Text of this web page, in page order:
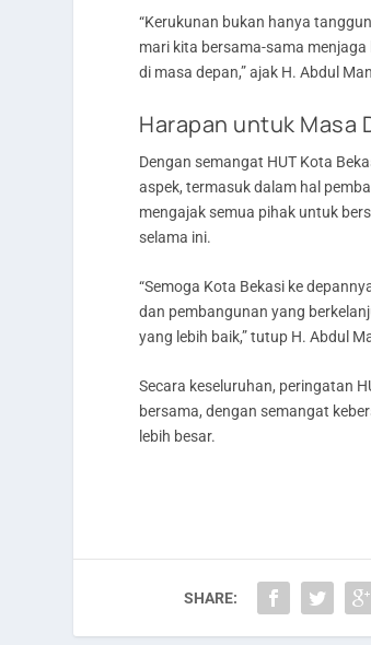
“Kerukunan bukan hanya
mari kita bersama-sama
di masa depan,” ajak H. Abdul
Harapan untuk Masa
Dengan semangat HUT Kota
aspek, termasuk dalam hal
mengajak semua pihak untuk
selama ini.
“Semoga Kota Bekasi ke
dan pembangunan yang
yang lebih baik,” tutup H. Abdul
Secara keseluruhan, peringatan
bersama, dengan semangat
lebih besar.
SHARE: